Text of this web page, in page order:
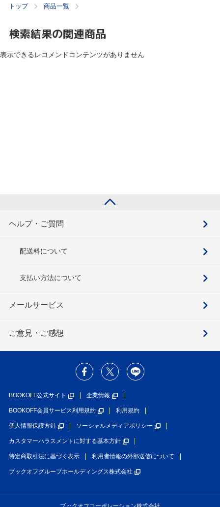
トップ 商品一覧
検索結果の関連商品
表示できるレコメンドコンテンツがありません
ヘルプ・ご質問
配送料について
支払い方法について
メールサービス
ご意見・ご感想
BOOKOFF公式サイト 企業情報
BOOKOFF会員サービス利用規約 利用規約
個人情報保護方針 ソーシャルメディアポリシー
カスタマーハラスメントに対する基本方針
特定商取引法に基づく表示 利用者情報の外部送信について
ブックオフグループホールディングス株式会社